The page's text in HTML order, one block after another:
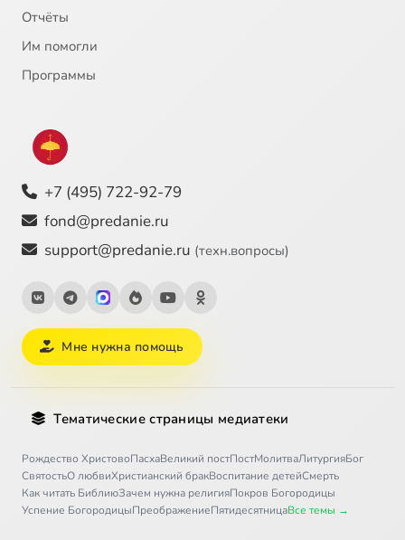
Отчёты
Им помогли
Программы
+7 (495) 722-92-79
fond@predanie.ru
support@predanie.ru (техн.вопросы)
Мне нужна помощь
Тематические страницы медиатеки
Рождество ХристовоПасхаВеликий постПостМолитваЛитургияБог
СвятостьО любвиХристианский бракВоспитание детейСмерть
Как читать БиблиюЗачем нужна религияПокров Богородицы
Успение БогородицыПреображениеПятидесятницаВсе темы →